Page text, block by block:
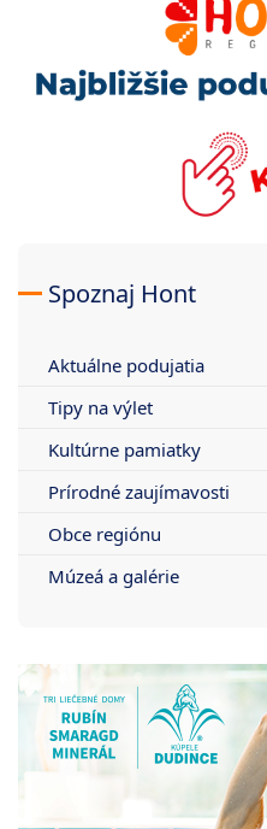
Spoznaj Hont
Aktuálne podujatia
Tipy na výlet
Kultúrne pamiatky
Prírodné zaujímavosti
Obce regiónu
Múzeá a galérie